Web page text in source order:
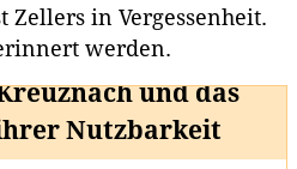
Zellers in Vergessenheit.
werden.
und das
Nutzbarkeit